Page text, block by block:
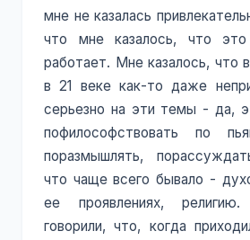
мне не казалась
что мне казалось, что
работает. Мне казалось, что
в 21 веке как-то даже
серьезно на эти темы - да,
пофилософствовать по
поразмышлять,
что чаще всего бывало -
ее проявлениях,
говорили, что, когда